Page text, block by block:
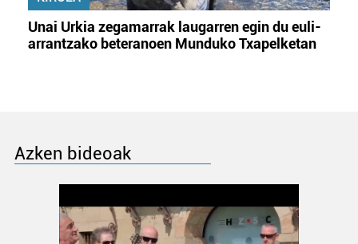
Unai Urkia zegamarrak laugarren egin du euli-
arrantzako beteranoen Munduko Txapelketan
Azken bideoak